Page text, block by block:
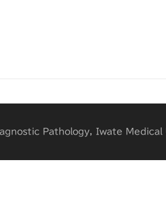
Pathology, Iwate Medical